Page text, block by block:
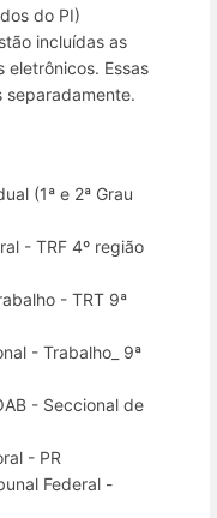
do PI)
incluídas as
eletrônicos. Essas
(1ª e 2ª Grau
- TRF 4º região
- TRT 9ª
- Trabalho_ 9ª
- Seccional de
- PR
Federal -